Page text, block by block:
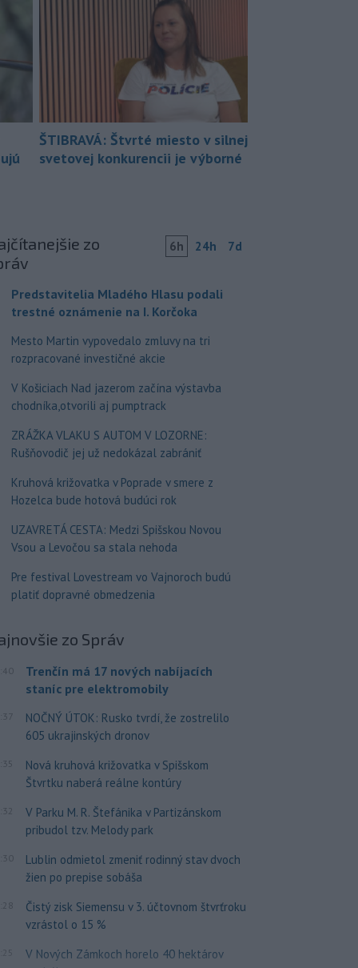
ŠTIBRAVÁ: Štvrté miesto v silnej
svetovej konkurencii je výborné
zo
6h 24h 7d
Predstavitelia Mladého Hlasu podali
trestné oznámenie na I. Korčoka
Mesto Martin vypovedalo zmluvy na tri
rozpracované investičné akcie
V Košiciach Nad jazerom začína výstavba
chodníka,otvorili aj pumptrack
ZRÁŽKA VLAKU S AUTOM V LOZORNE:
Rušňovodič jej už nedokázal zabrániť
Kruhová križovatka v Poprade v smere z
Hozelca bude hotová budúci rok
UZAVRETÁ CESTA: Medzi Spišskou Novou
Vsou a Levočou sa stala nehoda
Pre festival Lovestream vo Vajnoroch budú
platiť dopravné obmedzenia
zo Správ
Trenčín má 17 nových nabíjacích
staníc pre elektromobily
NOČNÝ ÚTOK: Rusko tvrdí, že zostrelilo
605 ukrajinských dronov
Nová kruhová križovatka v Spišskom
Štvrtku naberá reálne kontúry
V Parku M. R. Štefánika v Partizánskom
pribudol tzv. Melody park
Lublin odmietol zmeniť rodinný stav dvoch
žien po prepise sobáša
Čistý zisk Siemensu v 3. účtovnom štvrťroku
vzrástol o 15 %
V Nových Zámkoch horelo 40 hektárov